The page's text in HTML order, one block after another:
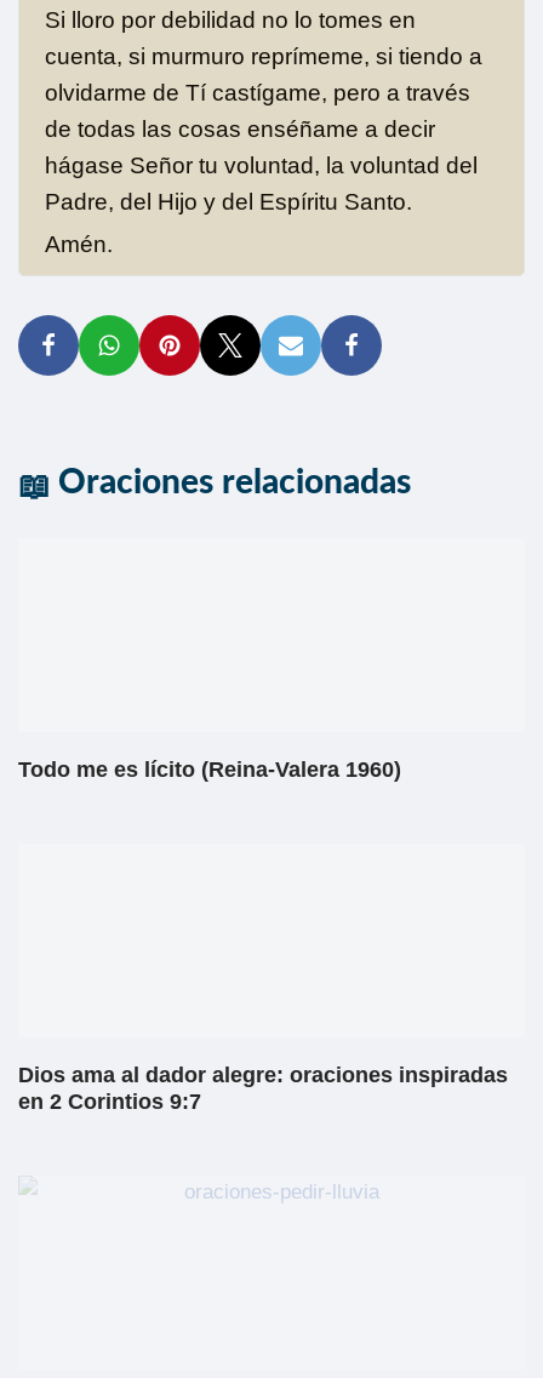
Si lloro por debilidad no lo tomes en
cuenta, si murmuro reprímeme, si tiendo a
olvidarme de Tí castígame, pero a través
de todas las cosas enséñame a decir
hágase Señor tu voluntad, la voluntad del
Padre, del Hijo y del Espíritu Santo.
Amén.
Oraciones relacionadas
Todo me es lícito (Reina-Valera 1960)
Dios ama al dador alegre: oraciones inspiradas
en 2 Corintios 9:7